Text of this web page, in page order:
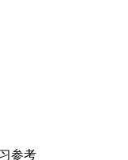
参考